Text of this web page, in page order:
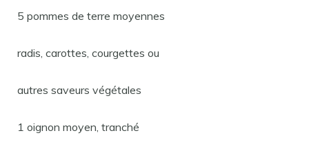
5 pommes de terre moyennes
radis, carottes, courgettes ou
autres saveurs végétales
1 oignon moyen, tranché